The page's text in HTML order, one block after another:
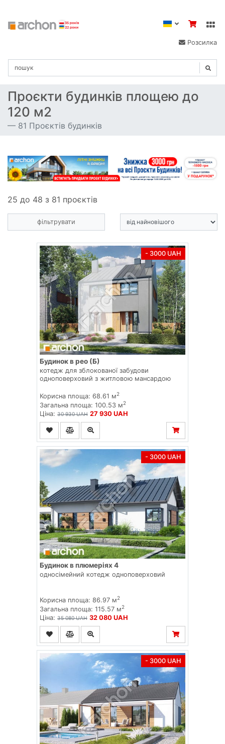
Розсилка
Проєкти будинків площею до
120 м2
81 Проєктів будинків
25 до 48 з 81 проєктів
фільтрувати
- 3000 UAH
Будинок в рео (Б)
котедж для зблокованої забудови
одноповерховий з житловою мансардою
Корисна площа: 68.61 м2
Загальна площа: 100.53 м2
Ціна: 30 930 UAH 27 930 UAH
- 3000 UAH
Будинок в плюмеріях 4
односімейний котедж одноповерховий
Корисна площа: 86.97 м2
Загальна площа: 115.57 м2
Ціна: 35 080 UAH 32 080 UAH
- 3000 UAH